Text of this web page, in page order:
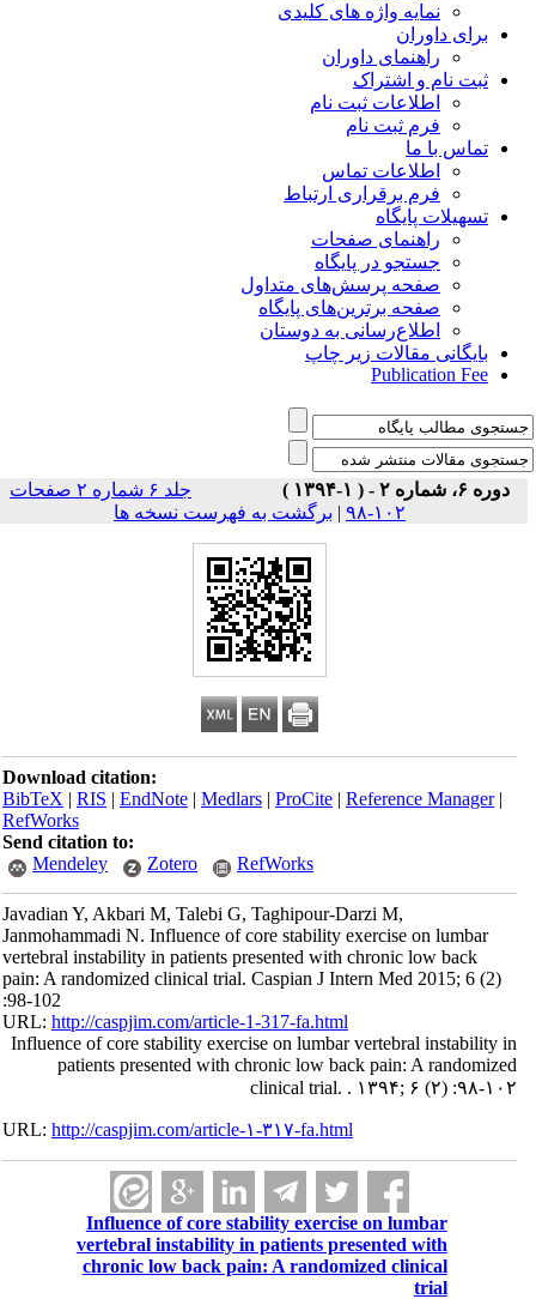
نمایه واژه های کلیدی
برای داوران
راهنمای داوران
ثبت نام و اشتراک
اطلاعات ثبت نام
فرم ثبت نام
تماس با ما
اطلاعات تماس
فرم برقراری ارتباط
تسهیلات پایگاه
راهنمای صفحات
جستجو در پایگاه
صفحه پرسش‌های متداول
صفحه برترین‌های پایگاه
اطلاع‌رسانی به دوستان
بایگانی مقالات زیر چاپ
Publication Fee
دوره ۶، شماره ۲ - ( ۱-۱۳۹۴ )
جلد ۶ شماره ۲ صفحات
۱۰۲-۹۸
|برگشت به فهرست نسخه ها
Download citation:
BibTeX|RIS|EndNote|Medlars|ProCite|Reference Manager
RefWorks
Send citation to:
Mendeley
Zotero RefWorks
Javadian Y, Akbari M, Talebi G, Taghipour-Darzi M,
Janmohammadi N. Influence of core stability exercise on lumbar
vertebral instability in patients presented with chronic low back
pain: A randomized clinical trial. Caspian J Intern Med 2015; 6 (2)
:98-102
URL:http://caspjim.com/article-1-317-fa.html
Influence of core stability exercise on lumbar vertebral instability in
patients presented with chronic low back pain: A randomized
clinical trial. . ۱۳۹۴; ۶ (۲) :۹۸-۱۰۲
URL:http://caspjim.com/article-۱-۳۱۷-fa.html
Influence of core stability exercise on lumbar
vertebral instability in patients presented with
chronic low back pain: A randomized clinical
trial